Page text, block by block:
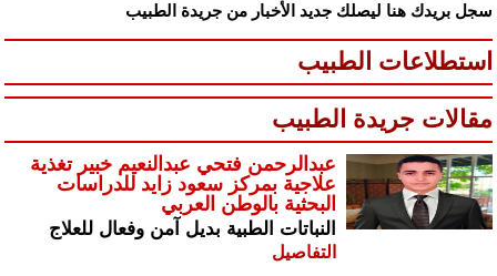
سجل بريدك هنا ليصلك جديد الأخبار من جريدة الطبيب
استطلاعات الطبيب
مقالات جريدة الطبيب
عبدالرحمن فتحي عبدالنعيم خبير تغذية
علاجية بمركز سعود زايد للدراسات
البحثية بالوطن العربي
النباتات الطبية بديل آمن وفعال للعلاج
التفاصيل